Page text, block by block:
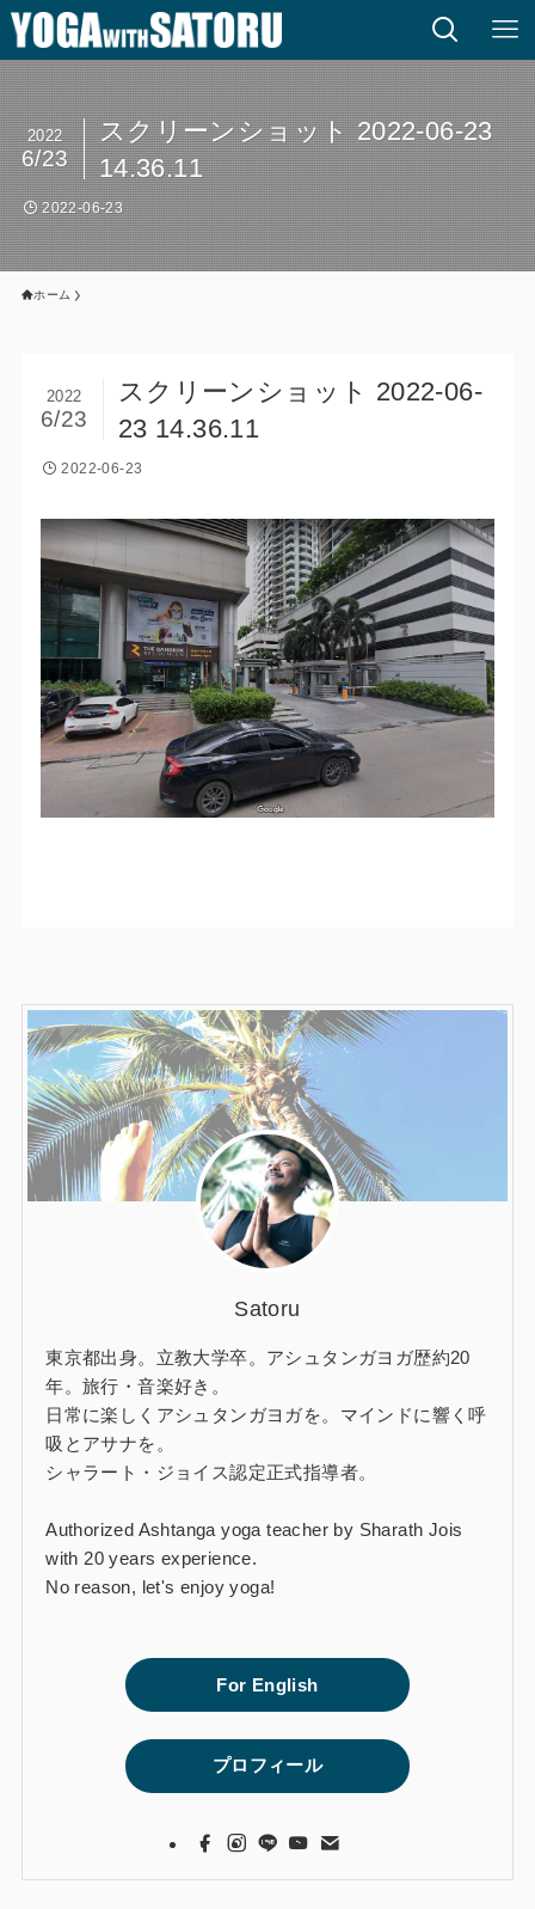
スクリーンショット 2022-06-23
14.36.11
2022
6/23
2022-06-23
ホーム
スクリーンショット 2022-06-
23 14.36.11
2022
6/23
2022-06-23
Satoru
東京都出身。立教大学卒。アシュタンガヨガ歴約20
年。旅行・音楽好き。
日常に楽しくアシュタンガヨガを。マインドに響く呼
吸とアサナを。
シャラート・ジョイス認定正式指導者。
Authorized Ashtanga yoga teacher by Sharath Jois
with 20 years experience.
No reason, let's enjoy yoga!
For English
プロフィール